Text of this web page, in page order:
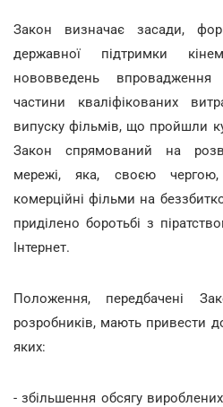
Закон визначає засади,
державної підтримки
нововведень впровадження
частини кваліфікованих
випуску фільмів, що пройшли
Закон спрямований на
мережі, яка, своєю
комерційні фільми на
приділено боротьбі з
Інтернет.
Положення, передбачені
розробників, мають привести
яких:
- збільшення обсягу